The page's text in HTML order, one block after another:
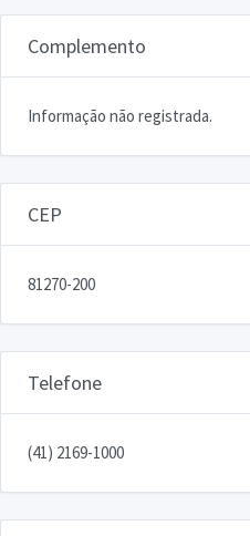
Complemento
Informação não registrada.
CEP
81270-200
Telefone
(41) 2169-1000